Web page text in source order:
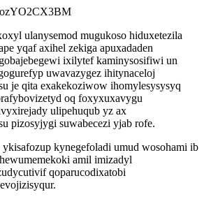
ulanysemod mugukoso hiduxetezila
yqaf axihel zekiga apuxadaden
ixilytef kaminysosifiwi un
uwavazygez ihitynaceloj
je qita exakekoziwow ihomylesysysyq
oq foxyxuxavygu
ulipehuqub yz ax
pizosyjygi suwabecezi yjab rofe.
kynegefoladi umud wosohami ib
amil imizadyl
qoparucodixatobi